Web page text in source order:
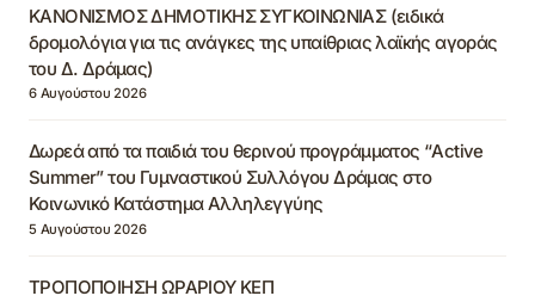
ΚΑΝΟΝΙΣΜΟΣ ΔΗΜΟΤΙΚΗΣ ΣΥΓΚΟΙΝΩΝΙΑΣ (ειδικά
δρομολόγια για τις ανάγκες της υπαίθριας λαϊκής αγοράς
του Δ. Δράμας)
6 Αυγούστου 2026
Δωρεά από τα παιδιά του θερινού προγράμματος “Active
Summer” του Γυμναστικού Συλλόγου Δράμας στο
Κοινωνικό Κατάστημα Αλληλεγγύης
5 Αυγούστου 2026
ΤΡΟΠΟΠΟΙΗΣΗ ΩΡΑΡΙΟΥ ΚΕΠ